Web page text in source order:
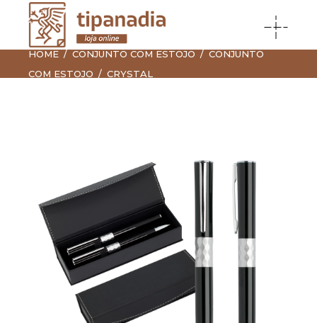
HOME CONJUNTO COM ESTOJO
CONJUNTO
COM ESTOJO
CRYSTAL